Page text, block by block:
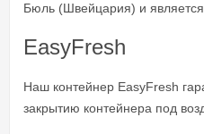
Бюль (Швейцария) и
EasyFresh
Наш контейнер EasyFresh
закрытию контейнера под